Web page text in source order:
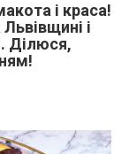
і краса!
і
Ділюся,